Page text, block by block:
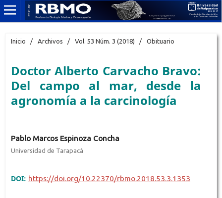
Inicio / Archivos / Vol. 53 Núm. 3 (2018) / Obituario
Doctor Alberto Carvacho Bravo:
Del campo al mar, desde la
agronomía a la carcinología
Pablo Marcos Espinoza Concha
Universidad de Tarapacá
DOI: https://doi.org/10.22370/rbmo.2018.53.3.1353